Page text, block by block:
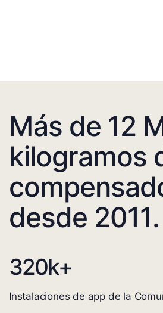
Más de 12
kilogramos
desde 2011.
320k+
Instalaciones de app de la